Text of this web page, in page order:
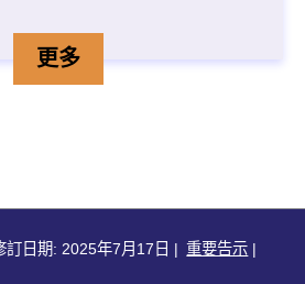
行政長官卓越教學獎「開
更多詳情
訂日期: 2025年7月17日
重要告示